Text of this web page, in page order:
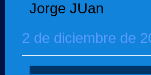
Jorge JUan
2 de diciembre de